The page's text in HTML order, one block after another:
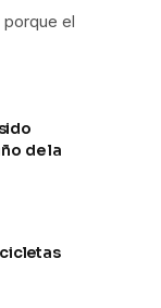
el
de la